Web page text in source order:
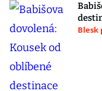
Blesk